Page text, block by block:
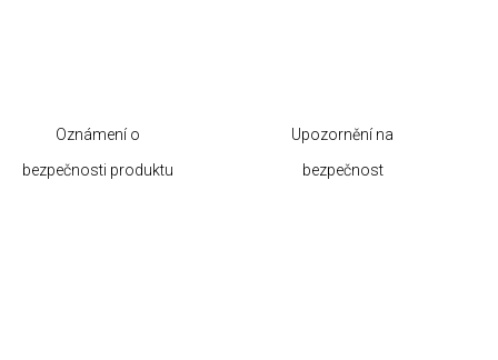
Oznámení o
bezpečnosti produktu
Upozornění na
bezpečnost